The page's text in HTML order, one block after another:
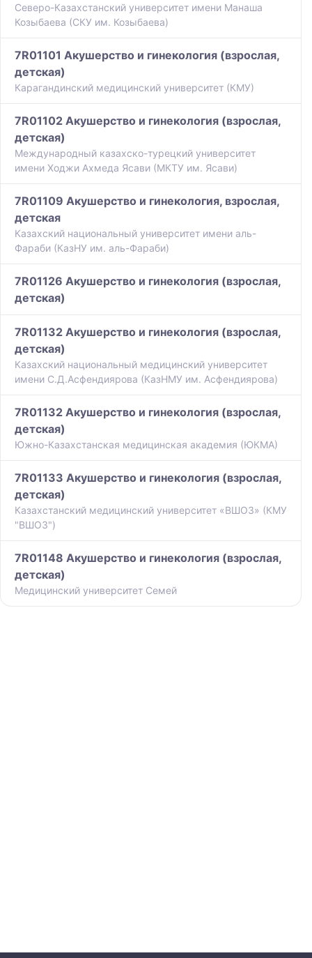
Северо-Казахстанский университет имени Манаша
Козыбаева (СКУ им. Козыбаева)
7R01101 Акушерство и гинекология (взрослая,
детская)
Карагандинский медицинский университет (КМУ)
7R01102 Акушерство и гинекология (взрослая,
детская)
Международный казахско-турецкий университет
имени Ходжи Ахмеда Ясави (МКТУ им. Ясави)
7R01109 Акушерство и гинекология, взрослая,
детская
Казахский национальный университет имени аль-
Фараби (КазНУ им. аль-Фараби)
7R01126 Акушерство и гинекология (взрослая,
детская)
7R01132 Акушерство и гинекология (взрослая,
детская)
Казахский национальный медицинский университет
имени С.Д.Асфендиярова (КазНМУ им. Асфендиярова)
7R01132 Акушерство и гинекология (взрослая,
детская)
Южно-Казахстанская медицинская академия (ЮКМА)
7R01133 Акушерство и гинекология (взрослая,
детская)
Казахстанский медицинский университет «ВШОЗ» (КМУ
"ВШОЗ")
7R01148 Акушерство и гинекология (взрослая,
детская)
Медицинский университет Семей